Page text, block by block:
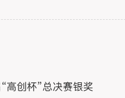
高创杯”总决赛银奖